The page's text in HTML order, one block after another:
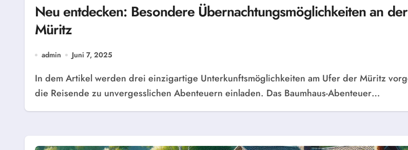
Neu entdecken: Besondere Übernachtungsmöglichkeiten an der
Müritz
admin Juni 7, 2025
In dem Artikel werden drei einzigartige Unterkunftsmöglichkeiten am Ufer der Müritz vorgestellt,
die Reisende zu unvergesslichen Abenteuern einladen. Das Baumhaus-Abenteuer…